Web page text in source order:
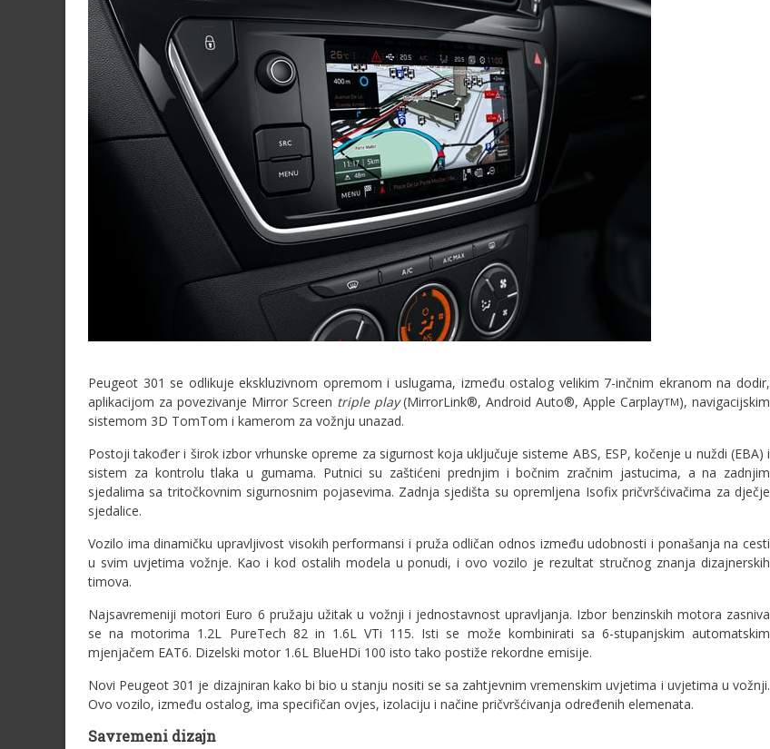
Peugeot 301 se odlikuje ekskluzivnom opremom i uslugama, između ostalog velikim 7-inčnim ekranom na dodir,
aplikacijom za povezivanje Mirror Screen triple play(MirrorLink®, Android Auto®, Apple CarplayTM), navigacijskim
sistemom 3D TomTom i kamerom za vožnju unazad.
Postoji također i širok izbor vrhunske opreme za sigurnost koja uključuje sisteme ABS, ESP, kočenje u nuždi (EBA) i
sistem za kontrolu tlaka u gumama. Putnici su zaštićeni prednjim i bočnim zračnim jastucima, a na zadnjim
sjedalima sa tritočkovnim sigurnosnim pojasevima. Zadnja sjedišta su opremljena Isofix pričvršćivačima za dječje
sjedalice.
Vozilo ima dinamičku upravljivost visokih performansi i pruža odličan odnos između udobnosti i ponašanja na cesti
u svim uvjetima vožnje. Kao i kod ostalih modela u ponudi, i ovo vozilo je rezultat stručnog znanja dizajnerskih
timova.
Najsavremeniji motori Euro 6 pružaju užitak u vožnji i jednostavnost upravljanja. Izbor benzinskih motora zasniva
se na motorima 1.2L PureTech 82 in 1.6L VTi 115. Isti se može kombinirati sa 6-stupanjskim automatskim
mjenjačem EAT6. Dizelski motor 1.6L BlueHDi 100 isto tako postiže rekordne emisije.
Novi Peugeot 301 je dizajniran kako bi bio u stanju nositi se sa zahtjevnim vremenskim uvjetima i uvjetima u vožnji.
Ovo vozilo, između ostalog, ima specifičan ovjes, izolaciju i načine pričvršćivanja određenih elemenata.
Savremeni dizajn